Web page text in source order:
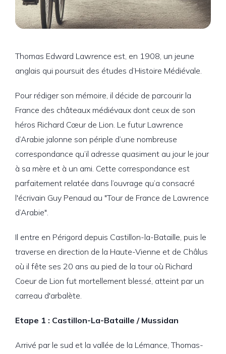
Thomas Edward Lawrence est, en 1908, un jeune
anglais qui poursuit des études d’Histoire Médiévale.
Pour rédiger son mémoire, il décide de parcourir la
France des châteaux médiévaux dont ceux de son
héros Richard Cœur de Lion. Le futur Lawrence
d’Arabie jalonne son périple d’une nombreuse
correspondance qu’il adresse quasiment au jour le jour
à sa mère et à un ami. Cette correspondance est
parfaitement relatée dans l’ouvrage qu’a consacré
l'écrivain Guy Penaud au "Tour de France de Lawrence
d’Arabie".
Il entre en Périgord depuis Castillon-la-Bataille, puis le
traverse en direction de la Haute-Vienne et de Châlus
où il fête ses 20 ans au pied de la tour où Richard
Coeur de Lion fut mortellement blessé, atteint par un
carreau d'arbalète.
Etape 1 : Castillon-La-Bataille / Mussidan
Arrivé par le sud et la vallée de la Lémance, Thomas-